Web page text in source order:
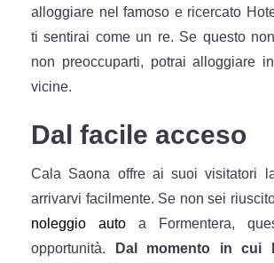
alloggiare nel famoso e ricercato
ti sentirai come un re. Se questo
non preoccuparti, potrai alloggiare
vicine.
Dal facile acceso
Cala Saona offre ai suoi visitatori
arrivarvi facilmente. Se non sei
noleggio auto a Formentera,
opportunità. Dal momento in cui